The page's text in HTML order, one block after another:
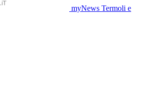
myNews Termoli e